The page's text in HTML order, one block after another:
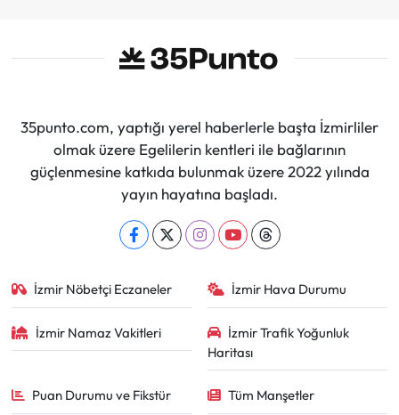
35punto.com, yaptığı yerel haberlerle başta İzmirliler
olmak üzere Egelilerin kentleri ile bağlarının
güçlenmesine katkıda bulunmak üzere 2022 yılında
yayın hayatına başladı.
İzmir Nöbetçi Eczaneler İzmir Hava Durumu
İzmir Namaz Vakitleri
İzmir Trafik Yoğunluk
Haritası
Puan Durumu ve Fikstür Tüm Manşetler